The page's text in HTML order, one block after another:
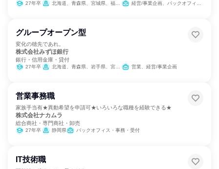
27年卒 北海道、青森県、宮城県、福島県、茨城県、千葉県、東京都、新潟県、福井県、静岡県、大阪府、島根県、愛媛県、佐賀県、鹿児島県 経営/事業企画、バックオフィス・事務・受付、経理/税務/財務、人事、総務、法務/知財、IT、広報/IR
グループオープン型
変化の穂先であれ。
株式会社みずほ銀行
銀行・信用金庫・貸付
27年卒 北海道、青森県、岩手県、宮城県、秋田県、山形県、福島県、茨城県、栃木県、群馬県、埼玉県、千葉県、東京都、神奈川県、新潟県、富山県、石川県、福井県、山梨県、長野県、岐阜県、静岡県、愛知県、三重県、滋賀県、京都府、大阪府、兵庫県、奈良県、和歌山県、鳥取県、島根県、岡山県、広島県、山口県、徳島県、香川県、愛媛県、高知県、福岡県、佐賀県、長崎県、熊本県、大分県、宮崎県、鹿児島県、沖縄県 営業、経営/事業企画
営業事務職
家族手当有★異動希望を申請可★いろいろな職種を経験できる★
株式会社ナカムラ
総合商社・専門商社・卸売
27年卒 静岡県 バックオフィス・事務・受付
IT技術職